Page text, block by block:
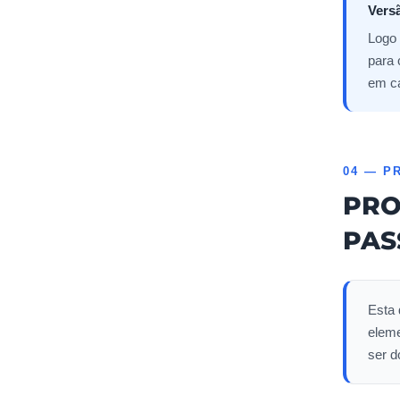
para
em
04 —
Esta
ser